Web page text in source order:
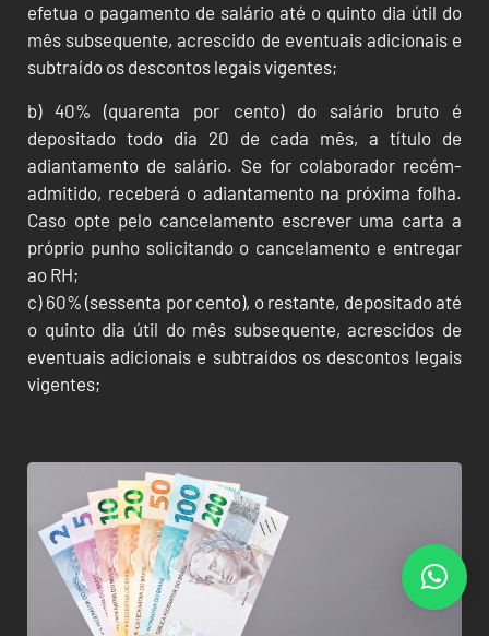
efetua o pagamento de salário até o quinto dia útil do
mês subsequente, acrescido de eventuais adicionais e
subtraído os descontos legais vigentes;
b) 40% (quarenta por cento) do salário bruto é
depositado todo dia 20 de cada mês, a título de
adiantamento de salário. Se for colaborador recém-
admitido, receberá o adiantamento na próxima folha.
Caso opte pelo cancelamento escrever uma carta a
próprio punho solicitando o cancelamento e entregar
ao RH;
c) 60% (sessenta por cento), o restante, depositado até
o quinto dia útil do mês subsequente, acrescidos de
eventuais adicionais e subtraídos os descontos legais
vigentes;